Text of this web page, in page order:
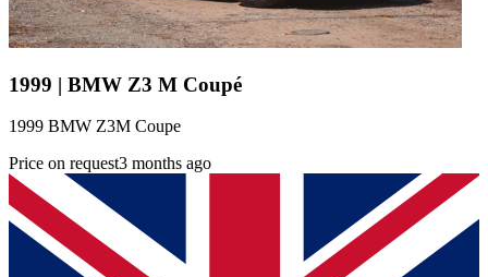
1999 | BMW Z3 M Coupé
1999 BMW Z3M Coupe
Price on request3 months ago